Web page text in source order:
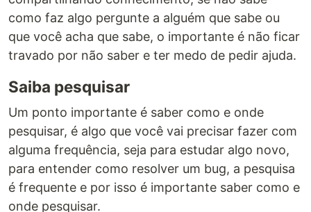
como faz algo pergunte a alguém que sabe ou
que você acha que sabe, o importante é não ficar
travado por não saber e ter medo de pedir ajuda.
Saiba pesquisar
Um ponto importante é saber como e onde
pesquisar, é algo que você vai precisar fazer com
alguma frequência, seja para estudar algo novo,
para entender como resolver um bug, a pesquisa
é frequente e por isso é importante saber como e
onde pesquisar.